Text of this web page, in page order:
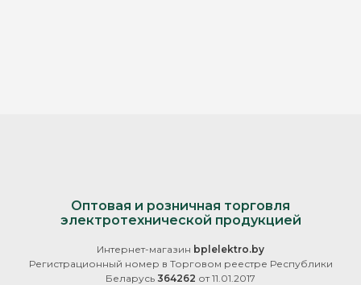
Оптовая и розничная торговля
электротехнической продукцией
Интернет-магазин bplelektro.by
Регистрационный номер в Торговом реестре Республики
Беларусь 364262 от 11.01.2017